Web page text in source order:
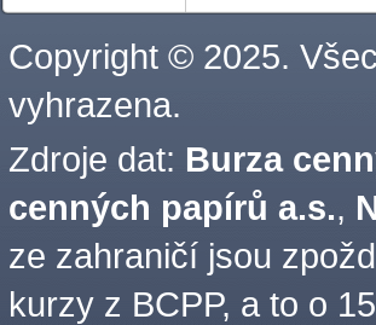
Copyright © 2025.
vyhrazena.
Zdroje dat: Burza
cenných papírů a.s.,
ze zahraničí jsou
kurzy z BCPP, a to o